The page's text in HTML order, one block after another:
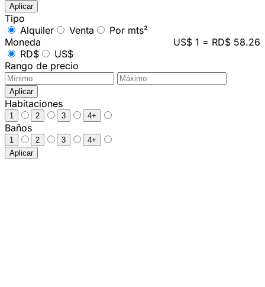
Aplicar
Tipo
Alquiler
Venta
Por mts²
Moneda
US$ 1 = RD$ 58.26
RD$
US$
Rango de precio
Aplicar
Habitaciones
1 2 3 4+
Baños
1 2 3
4+
Aplicar